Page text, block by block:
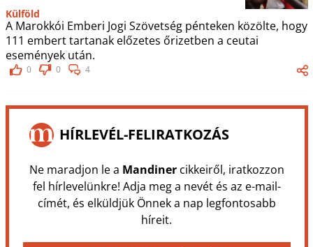
Külföld
A Marokkói Emberi Jogi Szövetség pénteken közölte, hogy
111 embert tartanak előzetes őrizetben a ceutai
események után.
0 0 4
HÍRLEVÉL-FELIRATKOZÁS
Ne maradjon le a Mandinercikkeiről, iratkozzon
fel hírlevelünkre! Adja meg a nevét és az e-mail-
címét, és elküldjük Önnek a nap legfontosabb
híreit.